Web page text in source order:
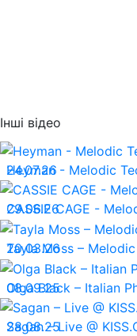
Інші відео
24.07.26
Heyman - Melodic
29.06.26
CASSIE CAGE -
20.03.26
Tayla Moss –
08.09.25
Olga Black – Italian
28.08.25
Sagan – Live @